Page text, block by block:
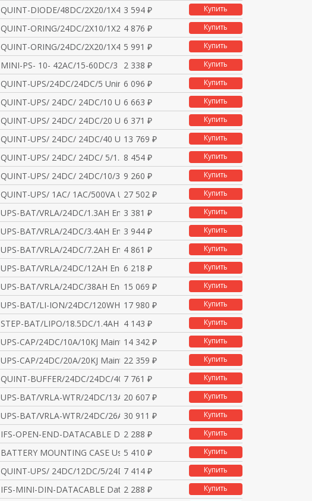
QUINT-DIODE/48DC/2X20/1X40 DIN
3 594 ₽ Купить
QUINT-ORING/24DC/2X10/1X20 Act
4 876 ₽ Купить
QUINT-ORING/24DC/2X20/1X40 Act
5 991 ₽ Купить
MINI-PS- 10- 42AC/15-60DC/3 Th2 338 ₽ Купить
QUINT-UPS/24DC/24DC/5 Uninterr6 096 ₽ Купить
QUINT-UPS/ 24DC/ 24DC/10 Unint6 663 ₽ Купить
QUINT-UPS/ 24DC/ 24DC/20 Unint6 371 ₽ Купить
QUINT-UPS/ 24DC/ 24DC/40 Unint13 769 ₽ Купить
QUINT-UPS/ 24DC/ 24DC/ 5/1.3AH8 454 ₽ Купить
QUINT-UPS/ 24DC/ 24DC/10/3.4AH9 260 ₽ Купить
QUINT-UPS/ 1AC/ 1AC/500VA Unin27 502 ₽ Купить
UPS-BAT/VRLA/24DC/1.3AH Energy3 381 ₽ Купить
UPS-BAT/VRLA/24DC/3.4AH Energy3 944 ₽ Купить
UPS-BAT/VRLA/24DC/7.2AH Energy4 861 ₽ Купить
UPS-BAT/VRLA/24DC/12AH Energy6 218 ₽ Купить
UPS-BAT/VRLA/24DC/38AH Energy15 069 ₽ Купить
UPS-BAT/LI-ION/24DC/120WH Ener17 980 ₽ Купить
STEP-BAT/LIPO/18.5DC/1.4AH Rep4 143 ₽ Купить
UPS-CAP/24DC/10A/10KJ Maintena14 342 ₽ Купить
UPS-CAP/24DC/20A/20KJ Maintena22 359 ₽ Купить
QUINT-BUFFER/24DC/24DC/40 QUIN
7 761 ₽ Купить
UPS-BAT/VRLA-WTR/24DC/13AH Ene
20 607 ₽ Купить
UPS-BAT/VRLA-WTR/24DC/26AH Ene
30 911 ₽ Купить
IFS-OPEN-END-DATACABLE Data ca
2 288 ₽ Купить
BATTERY MOUNTING CASE Used for
5 410 ₽ Купить
QUINT-UPS/ 24DC/12DC/5/24DC/10
7 414 ₽ Купить
IFS-MINI-DIN-DATACABLE Data ca2 288 ₽ Купить